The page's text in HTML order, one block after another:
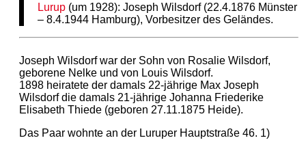
Lurup (um 1928): Joseph Wilsdorf (22.4.1876 Münster
– 8.4.1944 Hamburg), Vorbesitzer des Geländes.
Joseph Wilsdorf war der Sohn von Rosalie Wilsdorf,
geborene Nelke und von Louis Wilsdorf.
1898 heiratete der damals 22-jährige Max Joseph
Wilsdorf die damals 21-jährige Johanna Friederike
Elisabeth Thiede (geboren 27.11.1875 Heide).
Das Paar wohnte an der Luruper Hauptstraße 46. 1)